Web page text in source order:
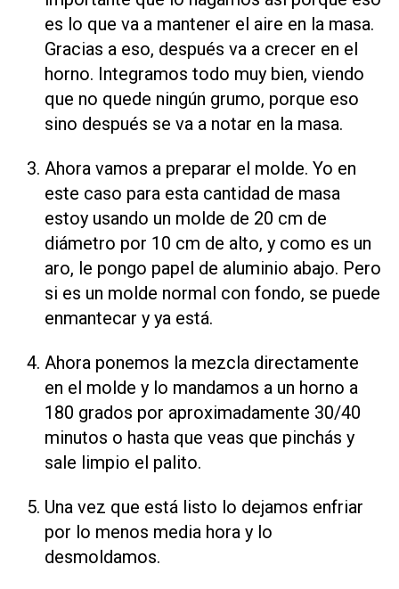
es lo que va a mantener el aire en la masa.
Gracias a eso, después va a crecer en el
horno. Integramos todo muy bien, viendo
que no quede ningún grumo, porque eso
sino después se va a notar en la masa.
Ahora vamos a preparar el molde. Yo en
este caso para esta cantidad de masa
estoy usando un molde de 20 cm de
diámetro por 10 cm de alto, y como es un
aro, le pongo papel de aluminio abajo. Pero
si es un molde normal con fondo, se puede
enmantecar y ya está.
Ahora ponemos la mezcla directamente
en el molde y lo mandamos a un horno a
180 grados por aproximadamente 30/40
minutos o hasta que veas que pinchás y
sale limpio el palito.
Una vez que está listo lo dejamos enfriar
por lo menos media hora y lo
desmoldamos.